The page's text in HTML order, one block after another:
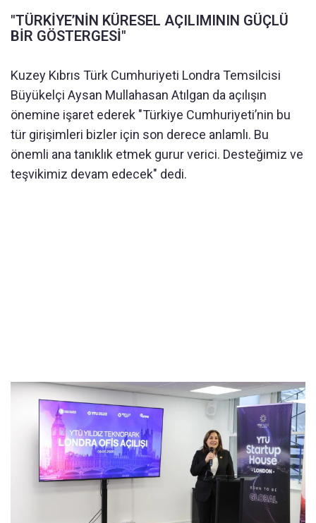
"TÜRKİYE’NİN KÜRESEL AÇILIMININ GÜÇLÜ
BİR GÖSTERGESİ"
Kuzey Kıbrıs Türk Cumhuriyeti Londra Temsilcisi
Büyükelçi Aysan Mullahasan Atılgan da açılışın
önemine işaret ederek "Türkiye Cumhuriyeti’nin bu
tür girişimleri bizler için son derece anlamlı. Bu
önemli ana tanıklık etmek gurur verici. Desteğimiz ve
teşvikimiz devam edecek" dedi.